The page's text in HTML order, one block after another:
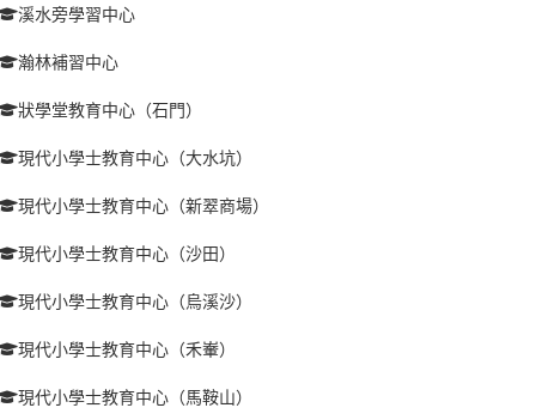
溪水旁學習中心
瀚林補習中心
狀學堂教育中心（石門）
現代小學士教育中心（大水坑）
現代小學士教育中心（新翠商場）
現代小學士教育中心（沙田）
現代小學士教育中心（烏溪沙）
現代小學士教育中心（禾輋）
現代小學士教育中心（馬鞍山）